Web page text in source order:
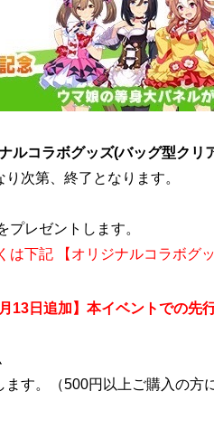
ルコラボグッズ(バッグ型クリ
り次第、終了となります。
レゼントします。
は下記 【オリジナルコラボグ
月13日追加】本イベントでの先
ます。（500円以上ご購入の方